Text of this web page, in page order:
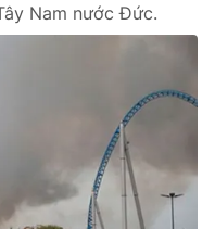
Nam nước Đức.